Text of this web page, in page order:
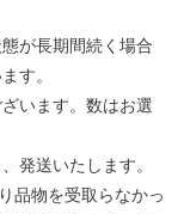
が長期間続く場合
す。
います。数はお選
発送いたします。
品物を受取らなかっ